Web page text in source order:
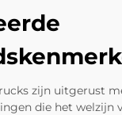
zijn uitgerust
die het welzijn